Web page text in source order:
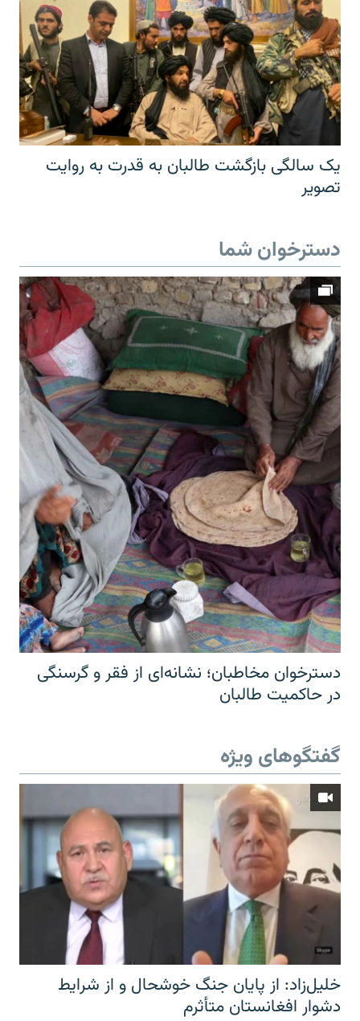
یک سالگی بازگشت طالبان به قدرت به روایت
تصویر
دسترخوان شما
دسترخوان مخاطبان؛ نشانه‌ای از فقر و گرسنگی
در حاکمیت طالبان
گفتگوهای ویژه
خلیل‌زاد: از پایان جنگ خوشحال و از شرایط
دشوار افغانستان متأثرم